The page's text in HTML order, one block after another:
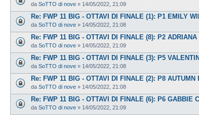
da SoTTO di nove » 14/05/2022, 21:09
Re: FWP 11 BIG - OTTAVI DI FINALE (1): P1 EMILY
da SoTTO di nove » 14/05/2022, 21:08
Re: FWP 11 BIG - OTTAVI DI FINALE (8): P2
da SoTTO di nove » 14/05/2022, 21:09
Re: FWP 11 BIG - OTTAVI DI FINALE (3): P5
da SoTTO di nove » 14/05/2022, 21:08
Re: FWP 11 BIG - OTTAVI DI FINALE (2): P8
da SoTTO di nove » 14/05/2022, 21:08
Re: FWP 11 BIG - OTTAVI DI FINALE (6): P6 GABBIE
da SoTTO di nove » 14/05/2022, 21:09